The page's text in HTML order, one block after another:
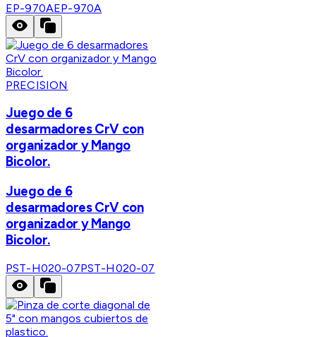
EP-970AEP-970A
PRECISION
Juego de 6
desarmadores CrV con
organizador y Mango
Bicolor.
Juego de 6
desarmadores CrV con
organizador y Mango
Bicolor.
PST-H020-07PST-H020-07